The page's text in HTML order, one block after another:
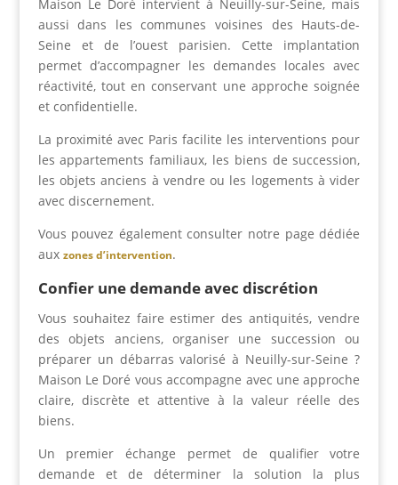
Maison Le Doré intervient à Neuilly-sur-Seine, mais
aussi dans les communes voisines des Hauts-de-
Seine et de l’ouest parisien. Cette implantation
permet d’accompagner les demandes locales avec
réactivité, tout en conservant une approche soignée
et confidentielle.
La proximité avec Paris facilite les interventions pour
les appartements familiaux, les biens de succession,
les objets anciens à vendre ou les logements à vider
avec discernement.
Vous pouvez également consulter notre page dédiée
aux zones d’intervention.
Confier une demande avec discrétion
Vous souhaitez faire estimer des antiquités, vendre
des objets anciens, organiser une succession ou
préparer un débarras valorisé à Neuilly-sur-Seine ?
Maison Le Doré vous accompagne avec une approche
claire, discrète et attentive à la valeur réelle des
biens.
Un premier échange permet de qualifier votre
demande et de déterminer la solution la plus